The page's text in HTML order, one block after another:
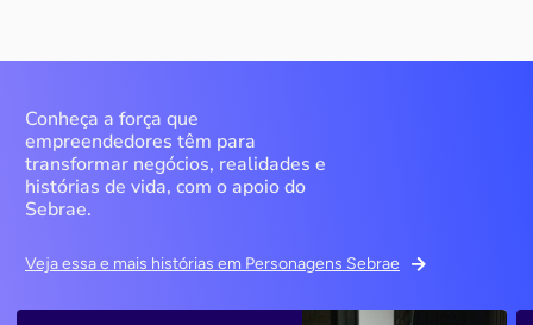
Conheça a força que
empreendedores têm para
transformar negócios, realidades e
histórias de vida, com o apoio do
Sebrae.
Veja essa e mais histórias em Personagens Sebrae